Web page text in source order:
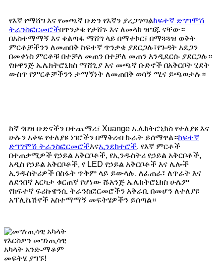
የእኛ የማሸግ እና የመጫኛ ቡድን የእኛን ያረጋግጣልከፍተኛ ድግግሞሽ
ትራንስፎርመሮችበጥንቃቄ የታሸጉ እና ለመላክ ዝግጁ ናቸው።
በአስተማማኝ እና ቀልጣፋ ማሸግ ላይ በማተኮር፣ በማጓጓዝ ወቅት
ምርቶቻችንን ለመጠበቅ ከፍተኛ ጥንቃቄ ያደርጋሉ፣የጉዳት አደጋን
በመቀነስ ምርቶቹ በተቻለ መጠን በተቻለ መጠን እንዲደርሱ ያደርጋሉ።
የዙዋንጅ ኤሌክትሮኒክስ ማሸጊያ እና መጫኛ ቡድኖች በአቅርቦት ሂደት
ውስጥ የምርቶቻችንን ታማኝነት ለመጠበቅ ወሳኝ ሚና ይጫወታሉ።
ከኛ ጎበዝ ቡድናችን በተጨማሪ፣ Xuange ኤሌክትሮኒክስ የተለያዩ እና
ሁሉን አቀፍ የተለያዩ ነገሮችን በማቅረብ ኩራት ይሰማዋል።ከፍተኛ
ድግግሞሽ ትራንስፎርመሮችእናኢንደክተሮች. የእኛ ምርቶች
በተጠቃሚዎች የኃይል አቅርቦቶች, የኢንዱስትሪ የኃይል አቅርቦቶች,
አዲስ የኃይል አቅርቦቶች, የ LED የኃይል አቅርቦቶች እና ሌሎች
ኢንዱስትሪዎች በስፋት ጥቅም ላይ ይውላሉ. ለፈጠራ፣ ለጥራት እና
ለደንበኛ እርካታ ቁርጠኛ የሆነው ሹአንጅ ኤሌክትሮኒክስ ሁሌም
የከፍተኛ ፍሪኩዌንሲ ትራንስፎርመሮችን አቅራቢ በመሆን ለተለያዩ
አፕሊኬሽኖች አስተማማኝ መፍትሄዎችን ይሰጣል።
የእርስዎን መግነጢሳዊ
አካላት አንድ-ማቆም
መፍትሄ ያግኙ!